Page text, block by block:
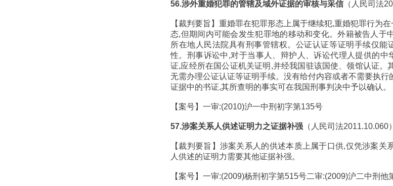
56.涉外重婚犯罪的管辖及域外证据的审核与采信 （人民司法
【裁判要旨】重婚罪在犯罪形态上属于继续犯,重婚犯罪行为
态,但期间内可能会发生犯罪地的移动和变化。外籍被告人于
所在地人民法院具有刑事管辖权。公证认证等证明手续仅能
性。刑事诉讼中,对于当事人、辩护人、诉讼代理人提供的中
证,应经所在国公证机关证明,并经我国驻该国使、领馆认证。
无需办理公证认证等证明手续。没有给付内容或者不需要执行
证据中的书证,其所查明的事实可在我国刑事判决中予以确认。
【案号】一审:(2010)沪一中刑初字第135号
57.涉案关系人供述证明力之证据补强 （人民司法2011.10.060）
【裁判要旨】涉案关系人的供述本质上属于口供,仅凭涉案关
人供述的证明力需要其他证据补强。
【案号】一审:(2009)杨刑初字第515号二审:(2009)沪二中刑他